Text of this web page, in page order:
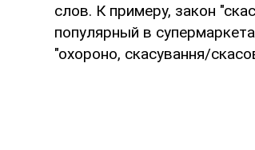
слов. К примеру, закон
популярный в
"охороно, скасування/